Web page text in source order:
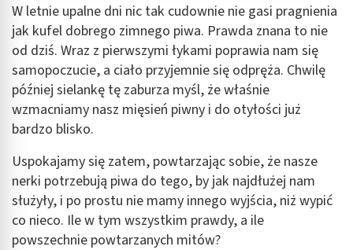
W letnie upalne dni nic tak cudownie nie gasi pragnienia
jak kufel dobrego zimnego piwa. Prawda znana to nie
od dziś. Wraz z pierwszymi łykami poprawia nam się
samopoczucie, a ciało przyjemnie się odpręża. Chwilę
później sielankę tę zaburza myśl, że właśnie
wzmacniamy nasz mięsień piwny i do otyłości już
bardzo blisko.
Uspokajamy się zatem, powtarzając sobie, że nasze
nerki potrzebują piwa do tego, by jak najdłużej nam
służyły, i po prostu nie mamy innego wyjścia, niż wypić
co nieco. Ile w tym wszystkim prawdy, a ile
powszechnie powtarzanych mitów?